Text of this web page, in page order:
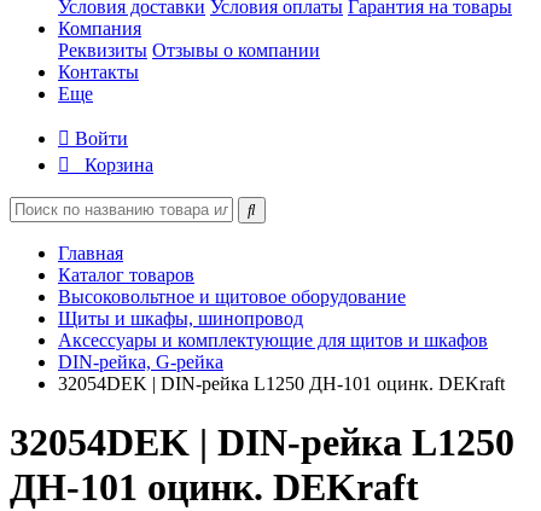
Условия доставки Условия оплаты Гарантия на товары
Компания
Реквизиты Отзывы о компании
Контакты
Еще
Войти
Корзина
Главная
Каталог товаров
Высоковольтное и щитовое оборудование
Щиты и шкафы, шинопровод
Аксессуары и комплектующие для щитов и шкафов
DIN-рейка, G-рейка
32054DEK | DIN-рейка L1250 ДН-101 оцинк. DEKraft
32054DEK | DIN-рейка L1250
ДН-101 оцинк. DEKraft